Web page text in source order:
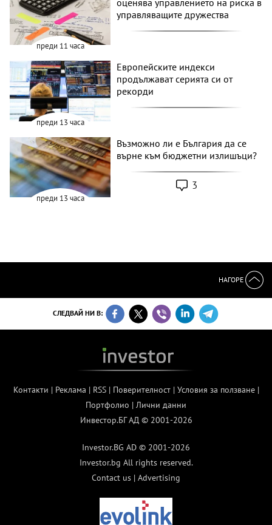
преди 11 часа
оценява управлението на риска в
управляващите дружества
преди 13 часа
Европейските индекси
продължават серията си от
рекорди
преди 13 часа
Възможно ли е България да се
върне към бюджетни излишъци?
3
НАГОРЕ
СЛЕДВАЙ НИ В:
Контакти | Реклама | RSS| Поверителност| Условия за ползване|
Портфолио | Лични данни
Инвестор.БГ АД © 2001-2026
Investor.BG AD © 2001-2026
Investor.bg All rights reserved.
Contact us | Advertising